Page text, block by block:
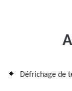
Défrichage de